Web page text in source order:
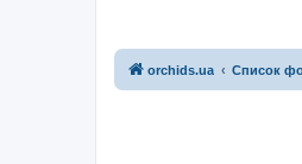
orchids.ua Список